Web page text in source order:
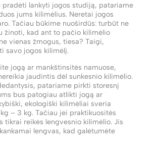
pradėti lankyti jogos studiją, patariame
jums kilimėlius. Neretai jogos
Tačiau būkime nuoširdūs: turbūt ne
žinoti, kad ant to pačio kilimėlio
vienas žmogus, tiesa? Taigi,
savo jogos kilimėlį.
jogą ar mankštinsitės namuose,
jaudintis dėl sunkesnio kilimėlio.
patariame pirkti storesnį
bus patogiau atlikti jogą ar
ekologiški kilimėliai sveria
– 3 kg. Tačiau jei praktikuositės
tikrai reikės lengvesnio kilimėlio. Jis
lengvas, kad galėtumėte